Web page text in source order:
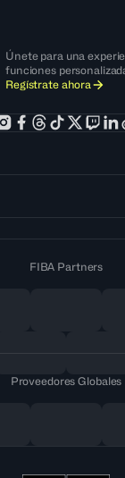
Únete para una
funciones
Regístrate ahora
FIBA Partners
Proveedores Globales